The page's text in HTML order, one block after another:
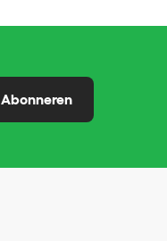
Abonneren